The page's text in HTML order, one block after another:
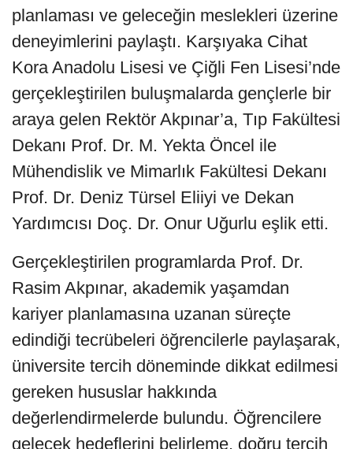
planlaması ve geleceğin meslekleri üzerine
deneyimlerini paylaştı. Karşıyaka Cihat
Kora Anadolu Lisesi ve Çiğli Fen Lisesi’nde
gerçekleştirilen buluşmalarda gençlerle bir
araya gelen Rektör Akpınar’a, Tıp Fakültesi
Dekanı Prof. Dr. M. Yekta Öncel ile
Mühendislik ve Mimarlık Fakültesi Dekanı
Prof. Dr. Deniz Türsel Eliiyi ve Dekan
Yardımcısı Doç. Dr. Onur Uğurlu eşlik etti.
Gerçekleştirilen programlarda Prof. Dr.
Rasim Akpınar, akademik yaşamdan
kariyer planlamasına uzanan süreçte
edindiği tecrübeleri öğrencilerle paylaşarak,
üniversite tercih döneminde dikkat edilmesi
gereken hususlar hakkında
değerlendirmelerde bulundu. Öğrencilere
gelecek hedeflerini belirleme, doğru tercih